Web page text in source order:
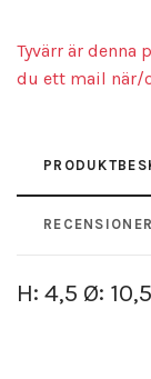
Tyvärr är denna
du ett mail när/
RECENSIONER
H: 4,5 Ø: 10,5